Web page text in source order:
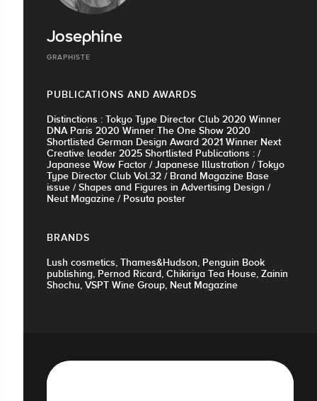
Josephine
GRAPHISTE
PUBLICATIONS AND AWARDS
Distinctions : Tokyo Type Director Club 2020 Winner
DNA Paris 2020 Winner The One Show 2020
Shortlisted German Design Award 2021 Winner Next
Creative leader 2025 Shortlisted Publications : /
Japanese Wow Factor / Japanese Illustration / Tokyo
Type Director Club Vol.32 / Brand Magazine Base
issue / Shapes and Figures in Advertising Design /
Neut Magazine / Posuta poster
BRANDS
Lush cosmetics, Thames&Hudson, Penguin Book
publishing, Pernod Ricard, Chikiriya Tea House, Zainin
Shochu, VSPT Wine Group, Neut Magazine